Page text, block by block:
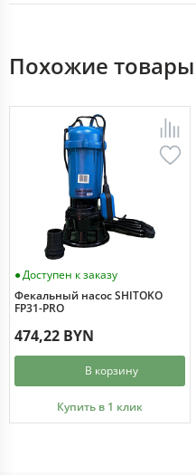
Похожие товары
Доступен к заказу
Фекальный насос SHITOKO
FP31-PRO
474,22 BYN
В корзину
Купить в 1 клик